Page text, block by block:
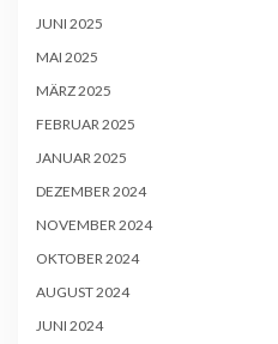
JUNI 2025
MAI 2025
MÄRZ 2025
FEBRUAR 2025
JANUAR 2025
DEZEMBER 2024
NOVEMBER 2024
OKTOBER 2024
AUGUST 2024
JUNI 2024